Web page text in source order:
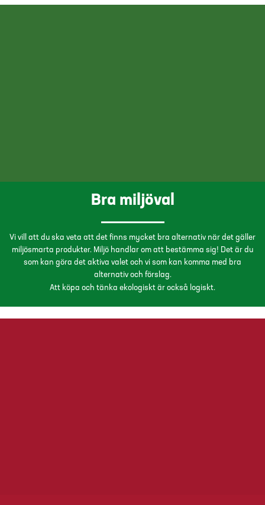
Bra miljöval
Vi vill att du ska veta att det finns mycket bra alternativ när det gäller
miljösmarta produkter. Miljö handlar om att bestämma sig! Det är du
som kan göra det aktiva valet och vi som kan komma med bra
alternativ och förslag.
Att köpa och tänka ekologiskt är också logiskt.